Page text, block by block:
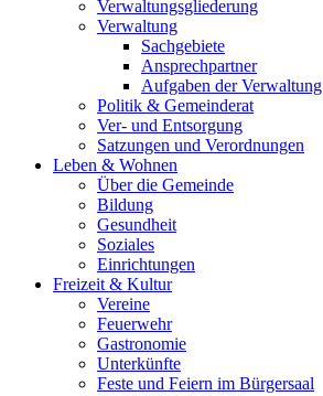
Verwaltungsgliederung
Verwaltung
Sachgebiete
Ansprechpartner
Aufgaben der Verwaltung
Politik & Gemeinderat
Ver- und Entsorgung
Satzungen und Verordnungen
Leben & Wohnen
Über die Gemeinde
Bildung
Gesundheit
Soziales
Einrichtungen
Freizeit & Kultur
Vereine
Feuerwehr
Gastronomie
Unterkünfte
Feste und Feiern im Bürgersaal